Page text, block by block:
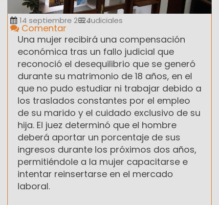
14 septiembre 2024Judiciales
Comentar
Una mujer recibirá una compensación
económica tras un fallo judicial que
reconoció el desequilibrio que se generó
durante su matrimonio de 18 años, en el
que no pudo estudiar ni trabajar debido a
los traslados constantes por el empleo
de su marido y el cuidado exclusivo de su
hija. El juez determinó que el hombre
deberá aportar un porcentaje de sus
ingresos durante los próximos dos años,
permitiéndole a la mujer capacitarse e
intentar reinsertarse en el mercado
laboral.